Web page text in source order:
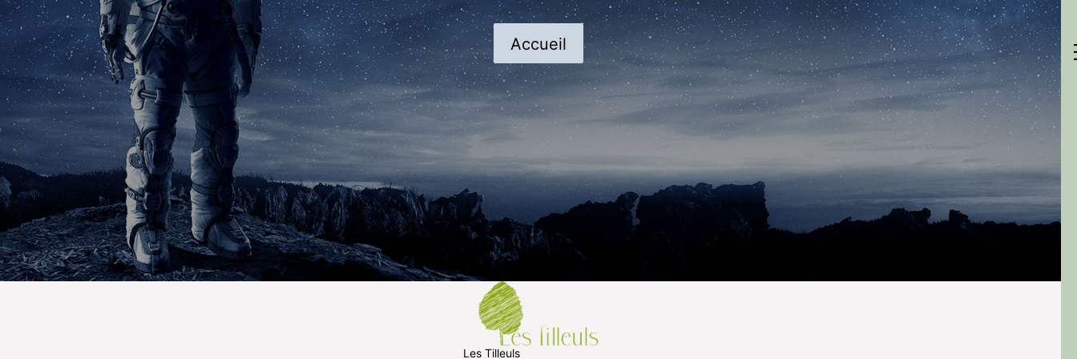
Accueil
Les Tilleuls